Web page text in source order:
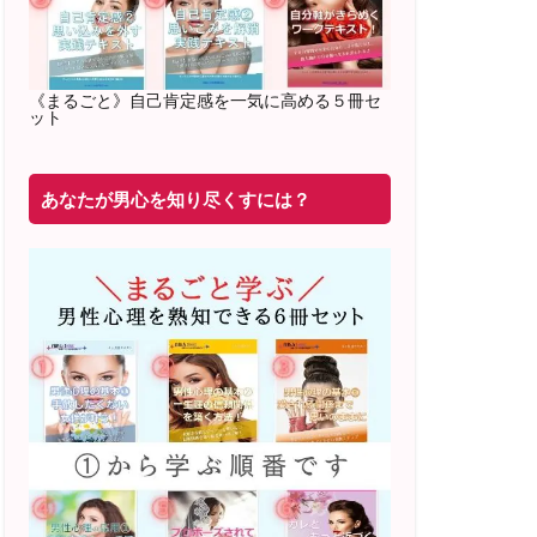
2022年2月〜6月 男性心理グループレッ
スン 20名様満席
2019年6月 恋愛コーチとして活動を開始
《まるごと》自己肯定感を一気に高める５冊セ
ット
あなたが男心を知り尽くすには？